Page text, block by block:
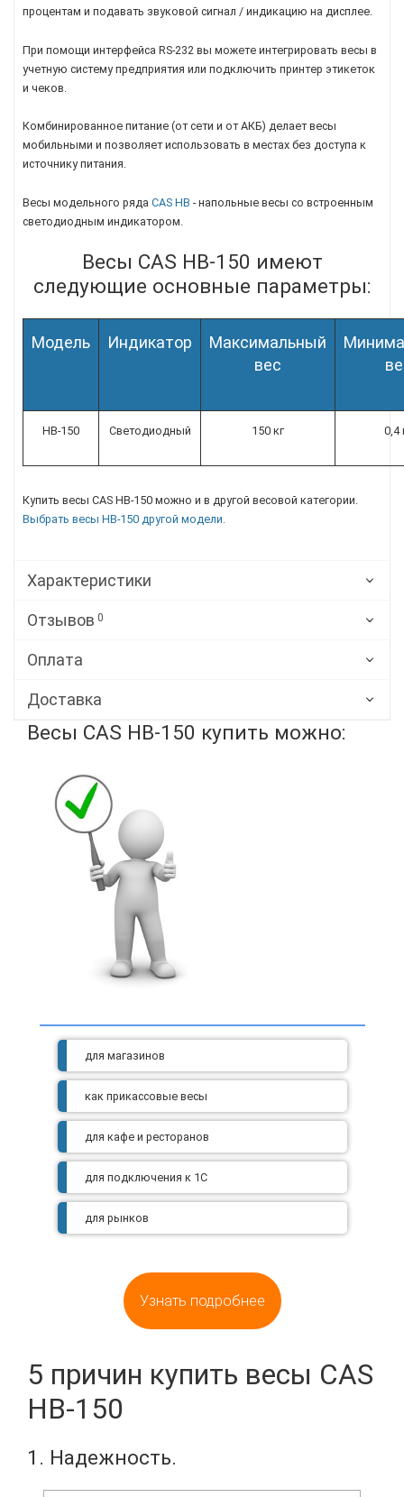
процентам и подавать звуковой сигнал / индикацию на дисплее.
При помощи интерфейса RS-232 вы можете интегрировать весы в
учетную систему предприятия или подключить принтер этикеток
и чеков.
Комбинированное питание (от сети и от АКБ) делает весы
мобильными и позволяет использовать в местах без доступа к
источнику питания.
Весы модельного ряда CAS HB - напольные весы со встроенным
светодиодным индикатором.
Весы CAS HB-150 имеют
следующие основные параметры:
Модель Индикатор
Максимальный
вес
HB-150 Светодиодный 150 кг 0,4
Купить весы CAS HB-150 можно и в другой весовой категории.
Выбрать весы HB-150 другой модели.
Характеристики
Отзывов 0
Оплата
Доставка
Весы CAS HB-150 купить можно:
для магазинов
как прикассовые весы
для кафе и ресторанов
для подключения к 1С
для рынков
Узнать подробнее
5 причин купить весы CAS
HB-150
1. Надежность.